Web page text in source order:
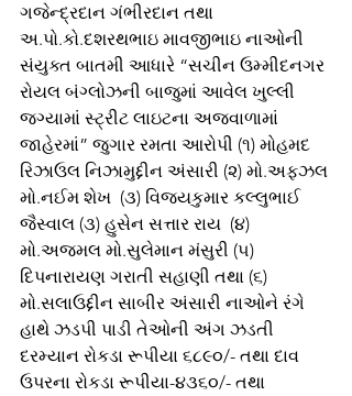
ગજેન્દ્રદાન ગંભીરદાન તથા
અ.પો.કો.દશરથભાઇ માવજીભાઇ નાઓની
સંયુક્ત બાતમી આધારે “સચીન ઉમ્મીદનગર
રોયલ બંગ્લોઝની બાજુમાં આવેલ ખુલ્લી
જગ્યામાં સ્ટ્રીટ લાઇટના અજવાળામાં
જાહેરમાં” જુગાર રમતા આરોપી (૧) મોહમદ
રિઝાઉલ નિઝામુદ્દીન અંસારી (૨) મો.અફઝલ
મો.નઈમ શેખ  (૩) વિજયકુમાર કલ્લુભાઈ
જૈસ્વાલ (૩) હુસેન સત્તાર રાય  (૪)
મો.અજમલ મો.સુલેમાન મંસુરી (૫)
દિપનારાયણ ગરાતી સહાણી તથા (૬)
મો.સલાઉદ્દીન સાબીર અંસારી નાઓને રંગે
હાથે ઝડપી પાડી તેઓની અંગ ઝડતી
દરમ્યાન રોકડા રૂપીયા ૬૮૯૦/- તથા દાવ
ઉપરના રોકડા રૂપીયા-૪૩૬૦/- તથા